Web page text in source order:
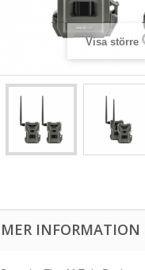
Visa större
MER INFORMATION